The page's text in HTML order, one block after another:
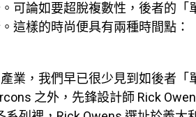
可論如要超脫複數性，後者的「
這樣的時尚便具有兩種時間點：
業，我們早已很少見到如後者「
之外，先鋒設計師 Rick